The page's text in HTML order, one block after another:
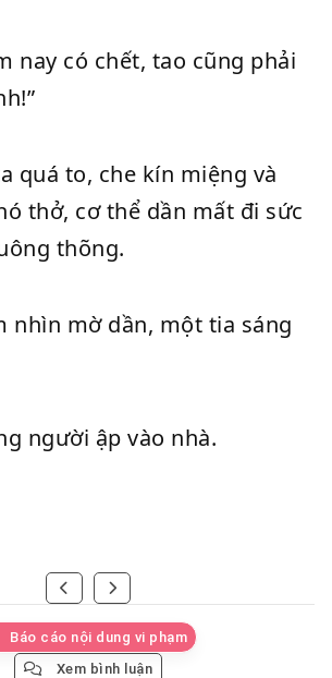
nay có chết, tao cũng phải
quá to, che kín miệng và
thở, cơ thể dần mất đi sức
thõng.
nhìn mờ dần, một tia sáng
người ập vào nhà.
Báo cáo nội dung vi phạm
Xem bình luận